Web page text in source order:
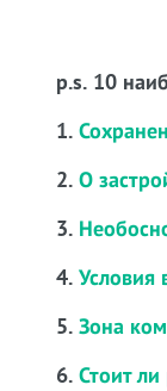
p.s. 10
1.
2. О
3.
4. Условия
5. Зона
6. Стоит